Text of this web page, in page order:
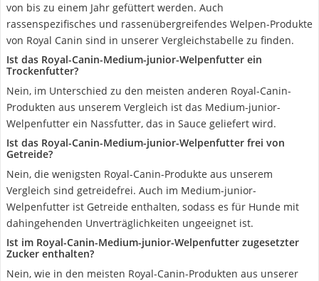
von bis zu einem Jahr gefüttert werden. Auch
rassenspezifisches und rassenübergreifendes Welpen-Produkte
von Royal Canin sind in unserer Vergleichstabelle zu finden.
Ist das Royal-Canin-Medium-junior-Welpenfutter ein
Trockenfutter?
Nein, im Unterschied zu den meisten anderen Royal-Canin-
Produkten aus unserem Vergleich ist das Medium-junior-
Welpenfutter ein Nassfutter, das in Sauce geliefert wird.
Ist das Royal-Canin-Medium-junior-Welpenfutter frei von
Getreide?
Nein, die wenigsten Royal-Canin-Produkte aus unserem
Vergleich sind getreidefrei. Auch im Medium-junior-
Welpenfutter ist Getreide enthalten, sodass es für Hunde mit
dahingehenden Unverträglichkeiten ungeeignet ist.
Ist im Royal-Canin-Medium-junior-Welpenfutter zugesetzter
Zucker enthalten?
Nein, wie in den meisten Royal-Canin-Produkten aus unserer